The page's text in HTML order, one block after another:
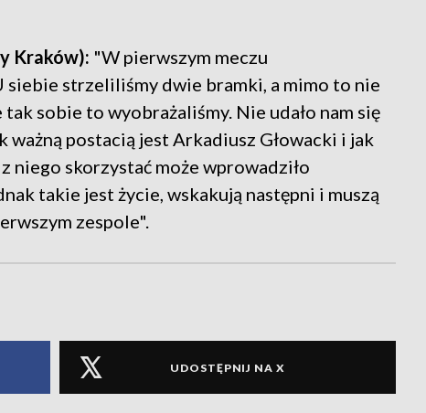
Kraków): "W pierwszym meczu
siebie strzeliliśmy dwie bramki, a mimo to nie
sobie to wyobrażaliśmy. Nie udało nam się
ważną postacią jest Arkadiusz Głowacki i jak
niego skorzystać może wprowadziło
takie jest życie, wskakują następni i muszą
zespole".
UDOSTĘPNIJ NA X